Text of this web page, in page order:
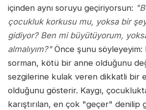
içinden aynı soruyu geçiriyorsun:
çocukluk korkusu mu, yoksa bir
gidiyor? Ben mi büyütüyorum,
almalıyım?"Önce şunu söyleyeyim:
sorman, kötü bir anne olduğunu
sezgilerine kulak veren dikkatli bir
olduğunu gösterir. Kaygı,
karıştırılan, en çok "geçer" denilip